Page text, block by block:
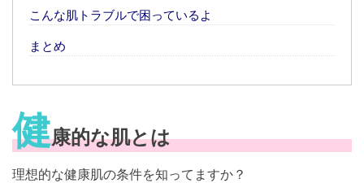
こんな肌トラブルで困っているよ
まとめ
健康的な肌とは
理想的な健康肌の条件を知ってますか？